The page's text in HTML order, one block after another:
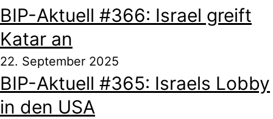
BIP-Aktuell #366: Israel greift
Katar an
22. September 2025
BIP-Aktuell #365: Israels Lobby
in den USA